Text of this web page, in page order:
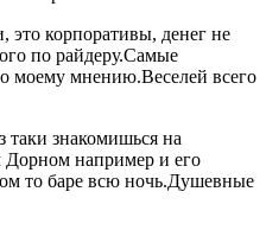
это корпоративы, денег не
по райдеру.Самые
моему мнению.Веселей всего
таки знакомишься на
Дорном например и его
то баре всю ночь.Душевные